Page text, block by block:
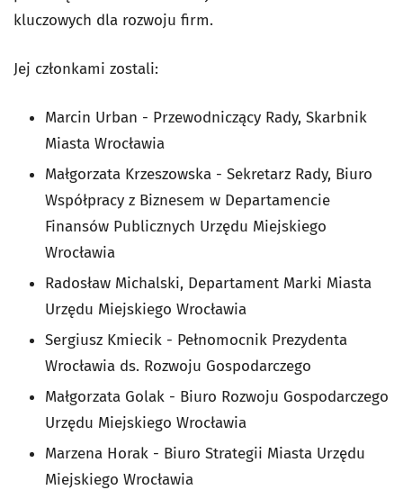
kluczowych dla rozwoju firm.
Jej członkami zostali:
Marcin Urban - Przewodniczący Rady, Skarbnik
Miasta Wrocławia
Małgorzata Krzeszowska - Sekretarz Rady, Biuro
Współpracy z Biznesem w Departamencie
Finansów Publicznych Urzędu Miejskiego
Wrocławia
Radosław Michalski, Departament Marki Miasta
Urzędu Miejskiego Wrocławia
Sergiusz Kmiecik - Pełnomocnik Prezydenta
Wrocławia ds. Rozwoju Gospodarczego
Małgorzata Golak - Biuro Rozwoju Gospodarczego
Urzędu Miejskiego Wrocławia
Marzena Horak - Biuro Strategii Miasta Urzędu
Miejskiego Wrocławia